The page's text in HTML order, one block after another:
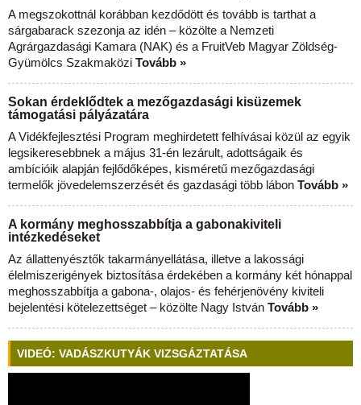
A megszokottnál korábban kezdődött és tovább is tarthat a
sárgabarack szezonja az idén – közölte a Nemzeti
Agrárgazdasági Kamara (NAK) és a FruitVeb Magyar Zöldség-
Gyümölcs Szakmaközi Tovább »
Sokan érdeklődtek a mezőgazdasági kisüzemek
támogatási pályázatára
A Vidékfejlesztési Program meghirdetett felhívásai közül az egyik
legsikeresebbnek a május 31-én lezárult, adottságaik és
ambícióik alapján fejlődőképes, kisméretű mezőgazdasági
termelők jövedelemszerzését és gazdasági több lábon Tovább »
A kormány meghosszabbítja a gabonakiviteli
intézkedéseket
Az állattenyésztők takarmányellátása, illetve a lakossági
élelmiszerigények biztosítása érdekében a kormány két hónappal
meghosszabbítja a gabona-, olajos- és fehérjenövény kiviteli
bejelentési kötelezettséget – közölte Nagy István Tovább »
VIDEÓ: VADÁSZKUTYÁK VIZSGÁZTATÁSA